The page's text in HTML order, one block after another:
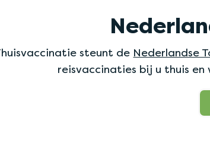
steunt de Nederlandse
reisvaccinaties bij u thuis